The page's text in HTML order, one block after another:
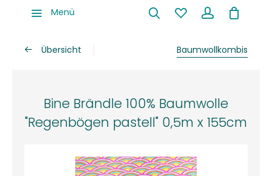
Menü
Übersicht Baumwollkombis
Bine Brändle 100% Baumwolle
"Regenbögen pastell" 0,5m x 155cm